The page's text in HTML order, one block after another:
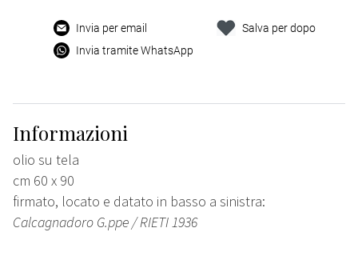
Invia per email
Invia tramite WhatsApp
Salva per dopo
Informazioni
olio su tela
cm 60 x 90
firmato, locato e datato in basso a sinistra:
Calcagnadoro G.ppe / RIETI 1936